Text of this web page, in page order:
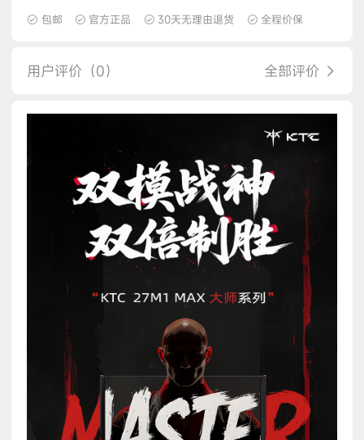
包邮 官方正品 30天无理由退货 全程价保
用户评价（0） 全部评价